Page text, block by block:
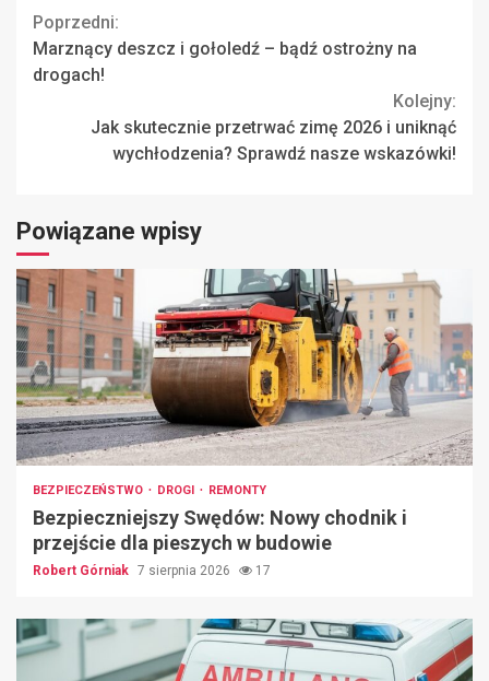
Continue
Reading
Poprzedni:
Marznący deszcz i gołoledź – bądź ostrożny na
drogach!
Kolejny:
Jak skutecznie przetrwać zimę 2026 i uniknąć
wychłodzenia? Sprawdź nasze wskazówki!
Powiązane wpisy
BEZPIECZEŃSTWO DROGI REMONTY
Bezpieczniejszy Swędów: Nowy chodnik i
przejście dla pieszych w budowie
Robert Górniak 7 sierpnia 2026 17